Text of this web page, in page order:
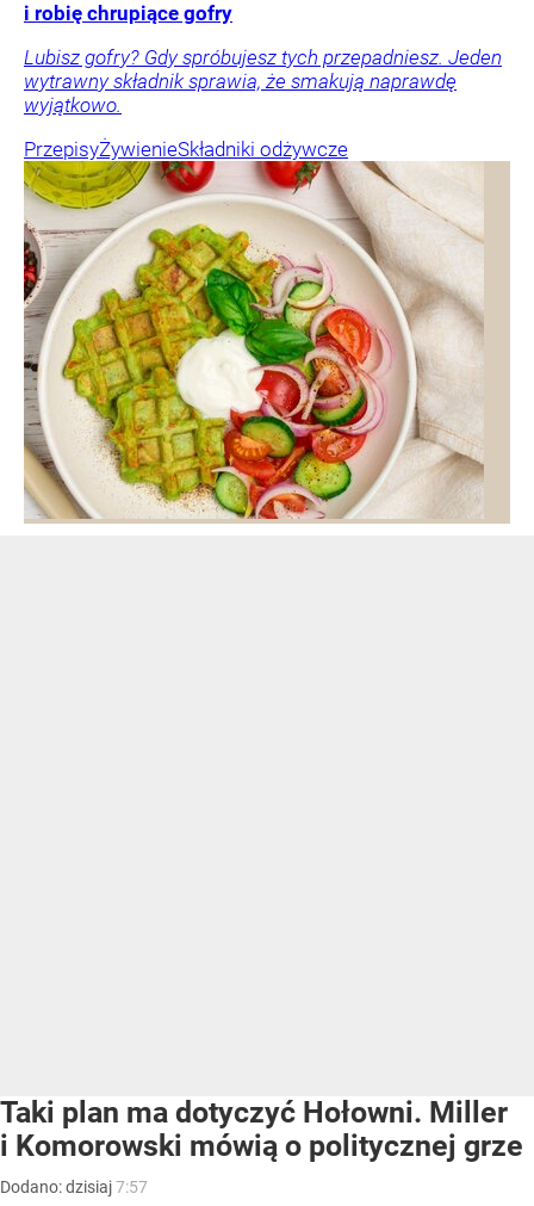
i robię chrupiące gofry
Lubisz gofry? Gdy spróbujesz tych przepadniesz. Jeden
wytrawny składnik sprawia, że smakują naprawdę
wyjątkowo.
PrzepisyŻywienieSkładniki odżywcze
Taki plan ma dotyczyć Hołowni. Miller
i Komorowski mówią o politycznej grze
Dodano:dzisiaj7:57